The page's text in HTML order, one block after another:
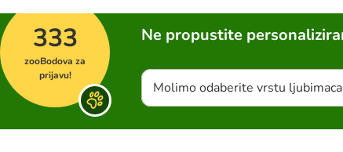
333
zooBodova za
prijavu!
Ne propustite
Molimo odaberite vrstu ljubimaca